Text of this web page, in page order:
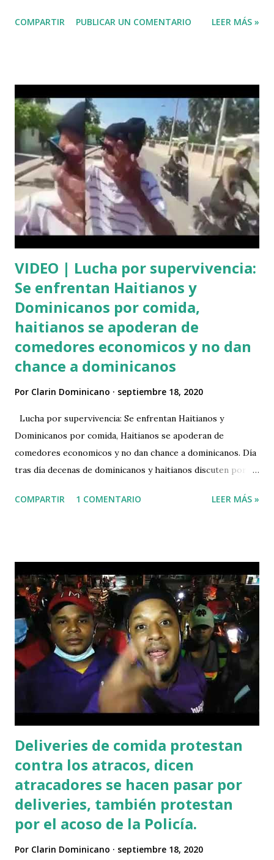
COMPARTIR PUBLICAR UN COMENTARIO LEER MÁS »
VIDEO | Lucha por supervivencia:
Se enfrentan Haitianos y
Dominicanos por comida,
haitianos se apoderan de
comedores economicos y no dan
chance a dominicanos
Por Clarin Dominicano septiembre 18, 2020
Lucha por supervivencia: Se enfrentan Haitianos y
Dominicanos por comida, Haitianos se apoderan de
comedores economicos y no dan chance a dominicanos. Día
tras día decenas de dominicanos y haitianos discuten por un
provincia Pedernales, en la frontera dominico haitiana. Los
comida. Los ilegales haitianos y los ciudadanos dominicanos
entran en conflicto por la repartición de comida. Los
dominicanos denuncian que los haitianos son ilegales y
cruzan desde Haití a la nación dominicana a “acaparar” la
comida que el gobierno dispuso para los lugareños ante la
pandemia . VIDEO ...
COMPARTIR 1 COMENTARIO LEER MÁS »
Deliveries de comida protestan
contra los atracos, dicen
atracadores se hacen pasar por
deliveries, también protestan
por el acoso de la Policía.
Por Clarin Dominicano septiembre 18, 2020